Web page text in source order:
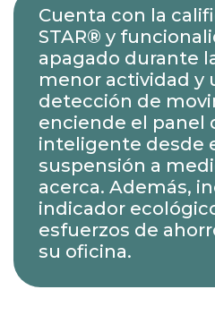
Cuenta con la
STAR® y
apagado durante
menor actividad y
detección de
enciende el panel
inteligente desde
suspensión a
acerca. Además,
indicador
esfuerzos de
su oficina.